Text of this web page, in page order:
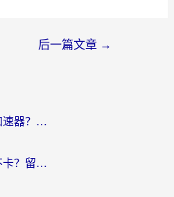
后一篇文章 →
国外打魔渊之刃用什么加速器？2026海外玩家国服游戏加速全攻略（附闪耀暖暖&复苏的魔女避坑指南）
在美国怎么打英雄联盟不卡？留学生亲测的国服游戏加速全攻略